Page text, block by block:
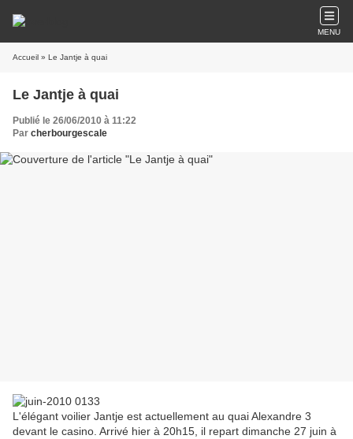
MENU
Accueil » Le Jantje à quai
Le Jantje à quai
Publié le 26/06/2010 à 11:22
Par cherbourgescale
L'élégant voilier Jantje est actuellement au quai Alexandre 3
devant le casino. Arrivé hier à 20h15, il repart dimanche 27 juin à